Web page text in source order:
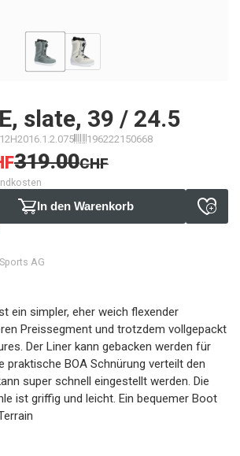
slate, 39 / 24.5
12H2016.1.2.075 196222150668
319.00CHF
In den Warenkorb
AG
ein simpler, eher weich flexender
Preissegment und trotzdem vollgepackt
Der Liner kann gebacken werden für
praktische BOA Schnürung verteilt den
super schnell eingestellt werden. Die
ist griffig und leicht. Ein bequemer Boot